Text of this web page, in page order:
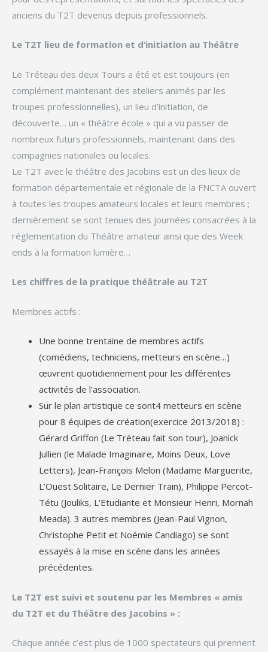
anciens du T2T devenus depuis professionnels.
Le T2T lieu de formation et d’initiation au Théâtre
Le Tréteau des deux Tours a été et est toujours (en
complément maintenant des ateliers animés par les
troupes professionnelles), un lieu d’initiation, de
découverte… un « théâtre école » qui a vu passer de
nombreux futurs professionnels, maintenant dans des
compagnies nationales ou locales.
Le T2T avec le théâtre des Jacobins est un des lieux de
formation départementale et régionale de la FNCTA ouvert
à toutes les troupes amateurs locales et leurs membres ;
dernièrement se sont tenues des journées consacrées à la
réglementation du Théâtre amateur ainsi que des Week
ends à la formation lumière…
Les chiffres de la pratique théâtrale au T2T
Membres actifs :
Une bonne trentaine de membres actifs
(comédiens, techniciens, metteurs en scène…)
œuvrent quotidiennement pour les différentes
activités de l’association.
Sur le plan artistique ce sont4 metteurs en scène
pour 8 équipes de création(exercice 2013/2018) :
Gérard Griffon (Le Tréteau fait son tour), Joanick
Jullien (le Malade Imaginaire, Moins Deux, Love
Letters), Jean-François Melon (Madame Marguerite,
L’Ouest Solitaire, Le Dernier Train), Philippe Percot-
Tétu (Jouliks, L’Etudiante et Monsieur Henri, Mornah
Meada). 3 autres membres (Jean-Paul Vignon,
Christophe Petit et Noémie Candiago) se sont
essayés à la mise en scène dans les années
précédentes.
Le T2T est suivi et soutenu par les Membres « amis
du T2T et du Théâtre des Jacobins » :
Chaque année c’est plus de 1000 spectateurs qui prennent